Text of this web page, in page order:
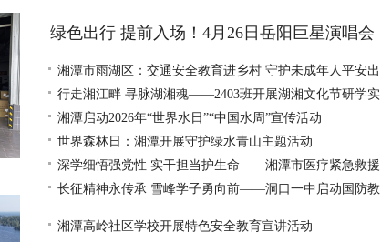
绿色出行 提前入场！4月26日岳阳巨星演唱会
湘潭市雨湖区：交通安全教育进乡村 守护未成年人平安出
行走湘江畔 寻脉湖湘魂——2403班开展湖湘文化节研学实
湘潭启动2026年“世界水日”“中国水周”宣传活动
世界森林日：湘潭开展守护绿水青山主题活动
深学细悟强党性 实干担当护生命——湘潭市医疗紧急救援
长征精神永传承 雪峰学子勇向前——洞口一中启动国防教
湘潭高岭社区学校开展特色安全教育宣讲活动